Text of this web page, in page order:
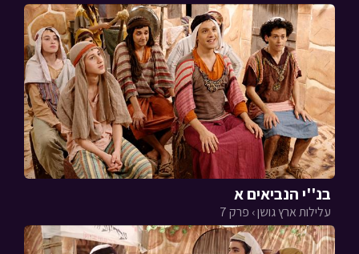
בנ''י הנביאים א
עלילות ארץ גושן › פרק 7